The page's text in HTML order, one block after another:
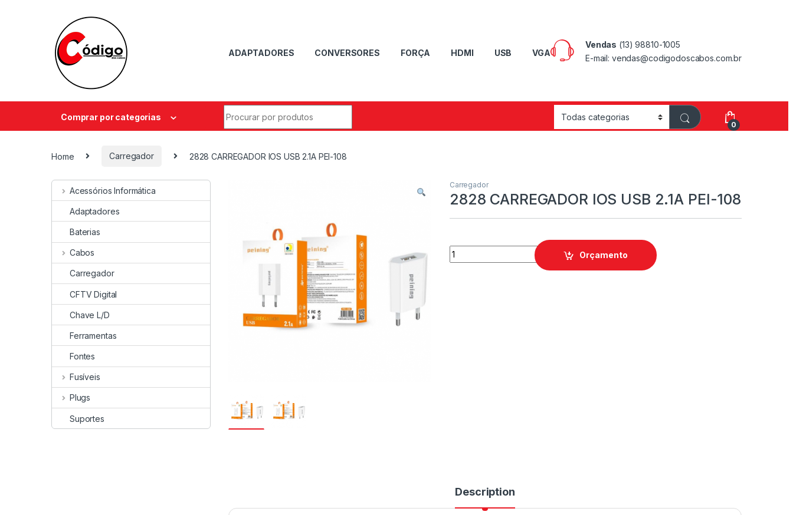
ADAPTADORES CONVERSORES FORÇA HDMI USB VGA
Vendas (13) 98810-1005
E-mail: vendas@codigodoscabos.com.br
Comprar por categorias
0
Home Carregador 2828 CARREGADOR IOS USB 2.1A PEI-108
Carregador
2828 CARREGADOR IOS USB 2.1A PEI-108
Orçamento
Description
Acessórios Informática
Adaptadores
Baterias
Cabos
Carregador
CFTV Digital
Chave L/D
Ferramentas
Fontes
Fusíveis
Plugs
Suportes